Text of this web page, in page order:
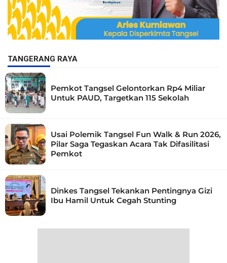
TANGERANG RAYA
Pemkot Tangsel Gelontorkan Rp4 Miliar
Untuk PAUD, Targetkan 115 Sekolah
Usai Polemik Tangsel Fun Walk & Run 2026,
Pilar Saga Tegaskan Acara Tak Difasilitasi
Pemkot
Dinkes Tangsel Tekankan Pentingnya Gizi
Ibu Hamil Untuk Cegah Stunting